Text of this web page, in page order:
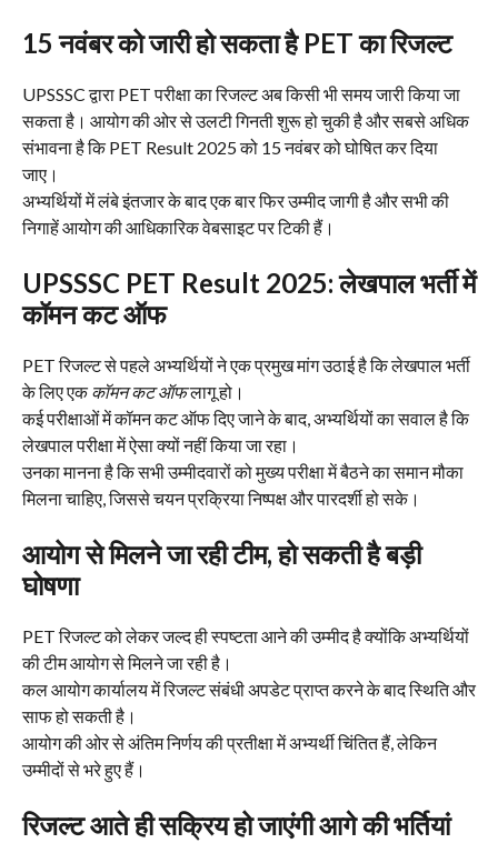
15 नवंबर को जारी हो सकता है PET का रिजल्ट
UPSSSC द्वारा PET परीक्षा का रिजल्ट अब किसी भी समय जारी किया जा
सकता है। आयोग की ओर से उलटी गिनती शुरू हो चुकी है और सबसे अधिक
संभावना है कि PET Result 2025 को 15 नवंबर को घोषित कर दिया
जाए।
अभ्यर्थियों में लंबे इंतजार के बाद एक बार फिर उम्मीद जागी है और सभी की
निगाहें आयोग की आधिकारिक वेबसाइट पर टिकी हैं।
UPSSSC PET Result 2025: लेखपाल भर्ती में
कॉमन कट ऑफ
PET रिजल्ट से पहले अभ्यर्थियों ने एक प्रमुख मांग उठाई है कि लेखपाल भर्ती
के लिए एककॉमन कट ऑफलागू हो।
कई परीक्षाओं में कॉमन कट ऑफ दिए जाने के बाद, अभ्यर्थियों का सवाल है कि
लेखपाल परीक्षा में ऐसा क्यों नहीं किया जा रहा।
उनका मानना है कि सभी उम्मीदवारों को मुख्य परीक्षा में बैठने का समान मौका
मिलना चाहिए, जिससे चयन प्रक्रिया निष्पक्ष और पारदर्शी हो सके।
आयोग से मिलने जा रही टीम, हो सकती है बड़ी
घोषणा
PET रिजल्ट को लेकर जल्द ही स्पष्टता आने की उम्मीद है क्योंकि अभ्यर्थियों
की टीम आयोग से मिलने जा रही है।
कल आयोग कार्यालय में रिजल्ट संबंधी अपडेट प्राप्त करने के बाद स्थिति और
साफ हो सकती है।
आयोग की ओर से अंतिम निर्णय की प्रतीक्षा में अभ्यर्थी चिंतित हैं, लेकिन
उम्मीदों से भरे हुए हैं।
रिजल्ट आते ही सक्रिय हो जाएंगी आगे की भर्तियां